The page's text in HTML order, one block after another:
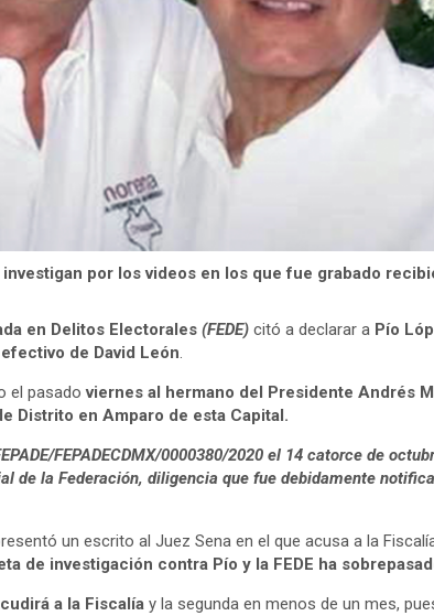
investigan por los videos en los que fue grabado
en Delitos Electorales (FEDE) citó a declarar a Pío
de David León.
el pasadoviernes al hermano del Presidente Andrés
Distrito en Amparo de esta Capital.
FEPADECDMX/0000380/2020 el 14 catorce de
de la Federación, diligencia que fue debidamente
un escrito al Juez Sena en el que acusa a la
de investigación contra Pío y la FEDE ha
a la Fiscalía y la segunda en menos de un mes,